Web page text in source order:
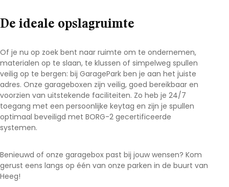
De ideale opslagruimte
Of je nu op zoek bent naar ruimte om te ondernemen,
materialen op te slaan, te klussen of simpelweg spullen
veilig op te bergen: bij GaragePark ben je aan het juiste
adres. Onze garageboxen zijn veilig, goed bereikbaar en
voorzien van uitstekende faciliteiten. Zo heb je 24/7
toegang met een persoonlijke keytag en zijn je spullen
optimaal beveiligd met BORG-2 gecertificeerde
systemen.
Benieuwd of onze garagebox past bij jouw wensen? Kom
gerust eens langs op één van onze parken in de buurt van
Heeg!